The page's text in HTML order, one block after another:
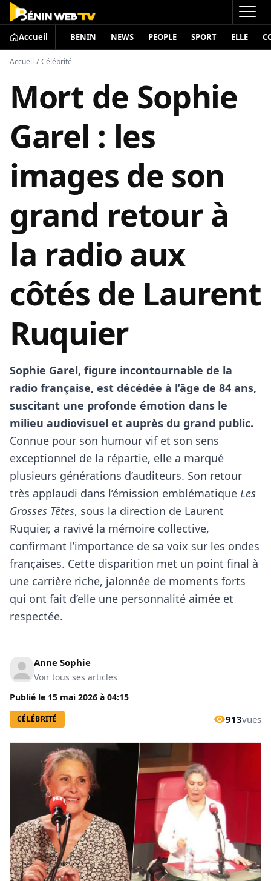
Accueil BENIN NEWS PEOPLE SPORT ELLE
Accueil / Célébrité
Mort de Sophie
Garel : les
images de son
grand retour à
la radio aux
côtés de Laurent
Ruquier
Sophie Garel, figure incontournable de la
radio française, est décédée à l’âge de 84 ans,
suscitant une profonde émotion dans le
milieu audiovisuel et auprès du grand public.
Connue pour son humour vif et son sens
exceptionnel de la répartie, elle a marqué
plusieurs générations d’auditeurs. Son retour
très applaudi dans l’émission emblématique Les
Grosses Têtes, sous la direction de Laurent
Ruquier, a ravivé la mémoire collective,
confirmant l’importance de sa voix sur les ondes
françaises. Cette disparition met un point final à
une carrière riche, jalonnée de moments forts
qui ont fait d’elle une personnalité aimée et
respectée.
Anne Sophie
Voir tous ses articles
Publié le 15 mai 2026 à 04:15
CÉLÉBRITÉ 913vues